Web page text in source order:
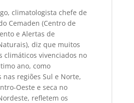
climatologista chefe de
Cemaden (Centro de
e Alertas de
diz que muitos
climáticos vivenciados no
ano, como
nas regiões Sul e Norte,
Oeste e seca no
refletem os